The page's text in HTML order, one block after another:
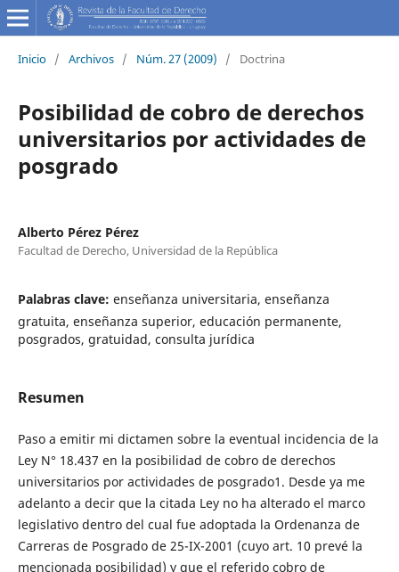
Inicio / Archivos / Núm. 27 (2009) / Doctrina
Posibilidad de cobro de derechos
universitarios por actividades de
posgrado
Alberto Pérez Pérez
Facultad de Derecho, Universidad de la República
Palabras clave: enseñanza universitaria, enseñanza
gratuita, enseñanza superior, educación permanente,
posgrados, gratuidad, consulta jurídica
Resumen
Paso a emitir mi dictamen sobre la eventual incidencia de la
Ley N° 18.437 en la posibilidad de cobro de derechos
universitarios por actividades de posgrado1. Desde ya me
adelanto a decir que la citada Ley no ha alterado el marco
legislativo dentro del cual fue adoptada la Ordenanza de
Carreras de Posgrado de 25-IX-2001 (cuyo art. 10 prevé la
mencionada posibilidad) y que el referido cobro de